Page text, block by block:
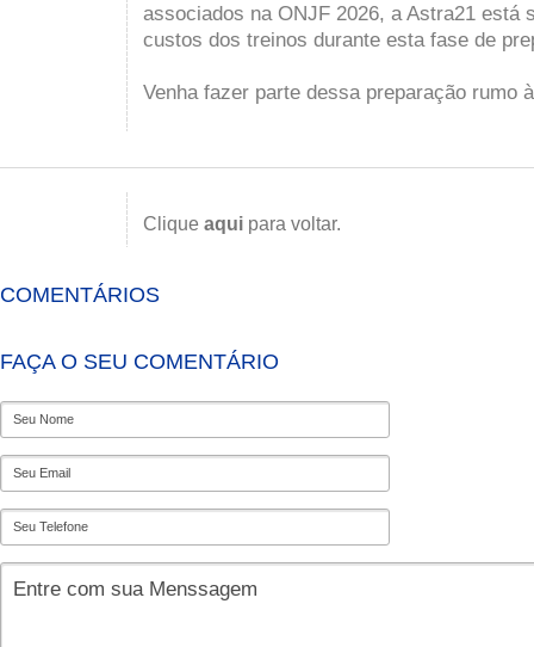
associados na ONJF 2026, a Astra21 está
custos dos treinos durante esta fase de
Venha fazer parte dessa preparação rumo
Clique aqui para voltar.
COMENTÁRIOS
FAÇA O SEU COMENTÁRIO